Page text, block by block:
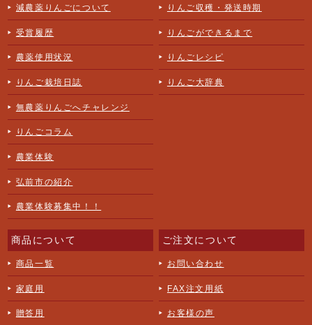
減農薬りんごについて
受賞履歴
農薬使用状況
りんご栽培日誌
無農薬りんごへチャレンジ
りんごコラム
農業体験
弘前市の紹介
農業体験募集中！！
りんご収穫・発送時期
りんごができるまで
りんごレシピ
りんご大辞典
商品について
商品一覧
家庭用
贈答用
ご注文について
お問い合わせ
FAX注文用紙
お客様の声